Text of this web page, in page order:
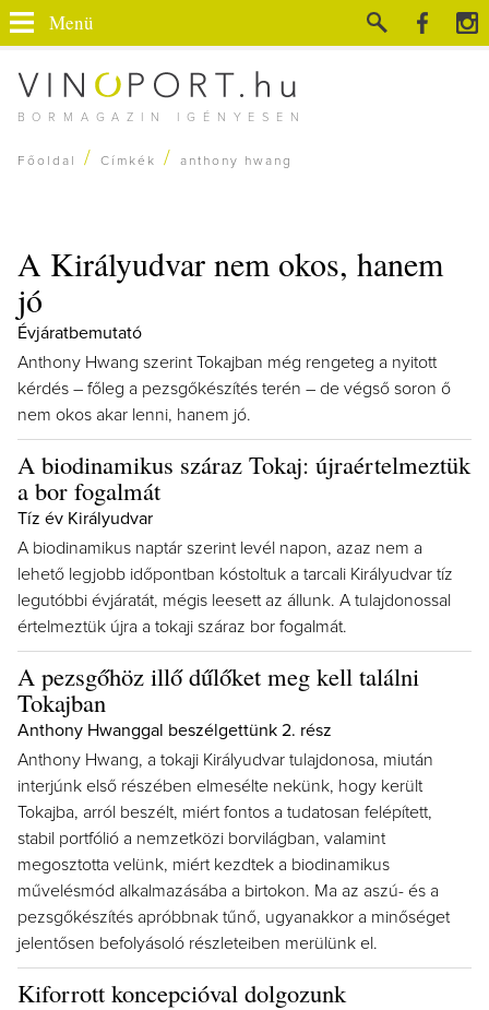
BORMAGAZIN IGÉNYESEN
Menü
Főoldal / Címkék / anthony hwang
A Királyudvar nem okos, hanem
jó
Évjáratbemutató
Anthony Hwang szerint Tokajban még rengeteg a nyitott
kérdés – főleg a pezsgőkészítés terén – de végső soron ő
nem okos akar lenni, hanem jó.
A biodinamikus száraz Tokaj: újraértelmeztük
a bor fogalmát
Tíz év Királyudvar
A biodinamikus naptár szerint levél napon, azaz nem a
lehető legjobb időpontban kóstoltuk a tarcali Királyudvar tíz
legutóbbi évjáratát, mégis leesett az állunk. A tulajdonossal
értelmeztük újra a tokaji száraz bor fogalmát.
A pezsgőhöz illő dűlőket meg kell találni
Tokajban
Anthony Hwanggal beszélgettünk 2. rész
Anthony Hwang, a tokaji Királyudvar tulajdonosa, miután
interjúnk első részében elmesélte nekünk, hogy került
Tokajba, arról beszélt, miért fontos a tudatosan felépített,
stabil portfólió a nemzetközi borvilágban, valamint
megosztotta velünk, miért kezdtek a biodinamikus
művelésmód alkalmazásába a birtokon. Ma az aszú- és a
pezsgőkészítés apróbbnak tűnő, ugyanakkor a minőséget
jelentősen befolyásoló részleteiben merülünk el.
Kiforrott koncepcióval dolgozunk